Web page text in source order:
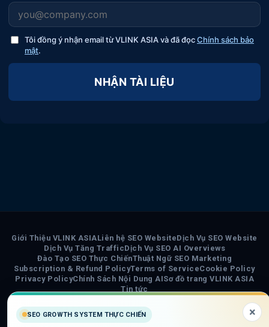
Tôi đồng ý nhận email từ VLINK ASIA và đã đọcChính sách bảo
mật.
NHẬN TÀI LIỆU
Giới Thiệu VLINK ASIALiên hệ SEO WebsiteDịch Vụ SEO Website
Dịch Vụ Tăng TrafficDịch Vụ SEO AI Overviews
Đào Tạo SEO Thực ChiếnThuật Ngữ SEO Marketing
Subscription & Refund PolicyTerms of ServiceCookie Policy
Privacy PolicyChính Sách Nội Dung AISơ đồ trang VLINK ASIA
Tin tức
COPYRIGHT 2026 © VLINK ASIA
SEO GROWTH SYSTEM THỰC CHIẾN ×